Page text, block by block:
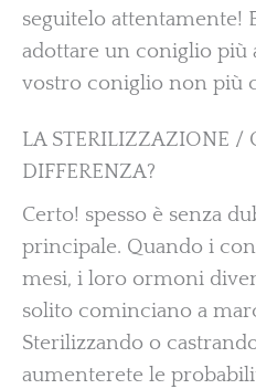
seguitelo attentamente!
adottare un coniglio più
vostro coniglio non più
LA STERILIZZAZIONE /
DIFFERENZA?
Certo! spesso è senza
principale. Quando i
mesi, i loro ormoni
solito cominciano a
Sterilizzando o
aumenterete le